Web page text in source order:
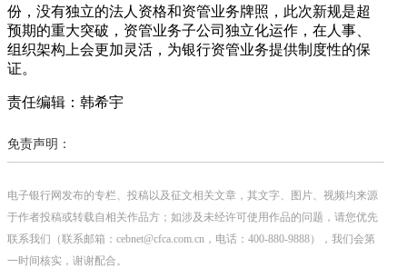
份，没有独立的法人资格和资管业务牌照，此次新规是超
预期的重大突破，资管业务子公司独立化运作，在人事、
组织架构上会更加灵活，为银行资管业务提供制度性的保
证。
责任编辑：韩希宇
免责声明：
电子银行网发布的专栏、投稿以及征文相关文章，其文字、图片、视频均来源
于作者投稿或转载自相关作品方；如涉及未经许可使用作品的问题，请您优先
联系我们（联系邮箱：cebnet@cfca.com.cn，电话：400-880-9888），我们会第
一时间核实，谢谢配合。